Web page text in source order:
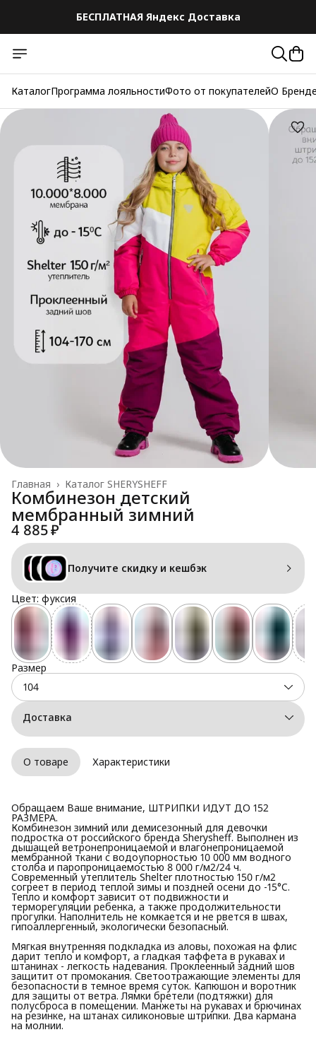
БЕСПЛАТНАЯ Яндекс Доставка
КаталогПрограмма лояльностиФото от покупателейО
Каталог SHERYSHEFF
Главная ›
Комбинезон детский
мембранный зимний
4 885 ₽
Получите скидку и кешбэк
Цвет: фуксия
Размер
104
Доставка
О товаре Характеристики
Обращаем Ваше внимание, ШТРИПКИ ИДУТ ДО 152
РАЗМЕРА.
Комбинезон зимний или демисезонный для девочки
подростка от российского бренда Sherysheff. Выполнен из
дышащей ветронепроницаемой и влагонепроницаемой
мембранной ткани с водоупорностью 10 000 мм водного
столба и паропроницаемостью 8 000 г/м2/24 ч.
Современный утеплитель Shelter плотностью 150 г/м2
согреет в период теплой зимы и поздней осени до -15°C.
Тепло и комфорт зависит от подвижности и
терморегуляции ребенка, а также продолжительности
прогулки. Наполнитель не комкается и не рвется в швах,
гипоаллергенный, экологически безопасный.
Мягкая внутренняя подкладка из аловы, похожая на флис
дарит тепло и комфорт, а гладкая таффета в рукавах и
штанинах - легкость надевания. Проклеенный задний шов
защитит от промокания. Светоотражающие элементы для
безопасности в темное время суток. Капюшон и воротник
для защиты от ветра. Лямки бретели (подтяжки) для
полусброса в помещении. Манжеты на рукавах и брючинах
на резинке, на штанах силиконовые штрипки. Два кармана
на молнии.